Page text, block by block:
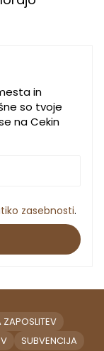
in
so tvoje
na Cekin
zasebnosti.
ZAPOSLITEV
SUBVENCIJA